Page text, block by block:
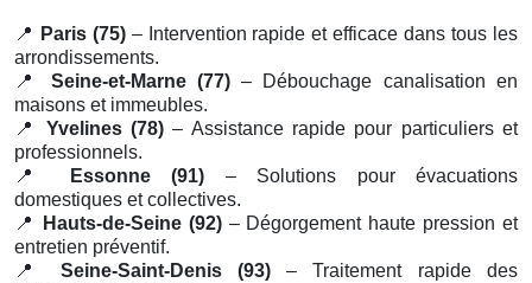
📍 Paris (75)– Intervention rapide et efficace dans tous les
arrondissements.
📍
Seine-et-Marne (77)– Débouchage canalisation en
maisons et immeubles.
📍
Yvelines (78) – Assistance rapide pour particuliers et
professionnels.
📍
Essonne (91) – Solutions pour évacuations
domestiques et collectives.
📍
Hauts-de-Seine (92)– Dégorgement haute pression et
entretien préventif.
📍
Seine-Saint-Denis (93)– Traitement rapide des